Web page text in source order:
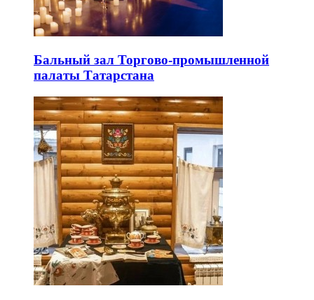
Бальный зал Торгово-промышленной
палаты Татарстана